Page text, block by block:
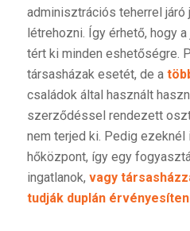
adminisztrációs teherrel
létrehozni. Így érhető, hogy
tért ki minden eshetőségre.
társasházak esetét, de a
családok által használt
szerződéssel rendezett
nem terjed ki. Pedig
hőközpont, így egy
ingatlanok, vagy
tudják duplán